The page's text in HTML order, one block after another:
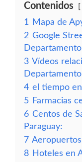
Contenidos
1
Mapa de
2 Google
3 Vídeos
4 el tiempo
5 Farmacias
6 Centos de
Paraguay:
7
8 Hoteles en